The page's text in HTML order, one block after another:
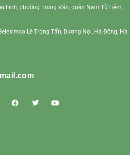
Linh, phường Trung Văn, quận Nam Từ Liêm,
Lê Trọng Tấn, Dương Nội, Hà Đông, Hà